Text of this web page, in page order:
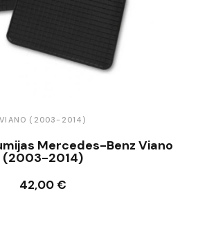
VIANO (2003-2014)
Mercedes-Benz Viano
(2003-2014)
42,00 €
Ielikt grozā